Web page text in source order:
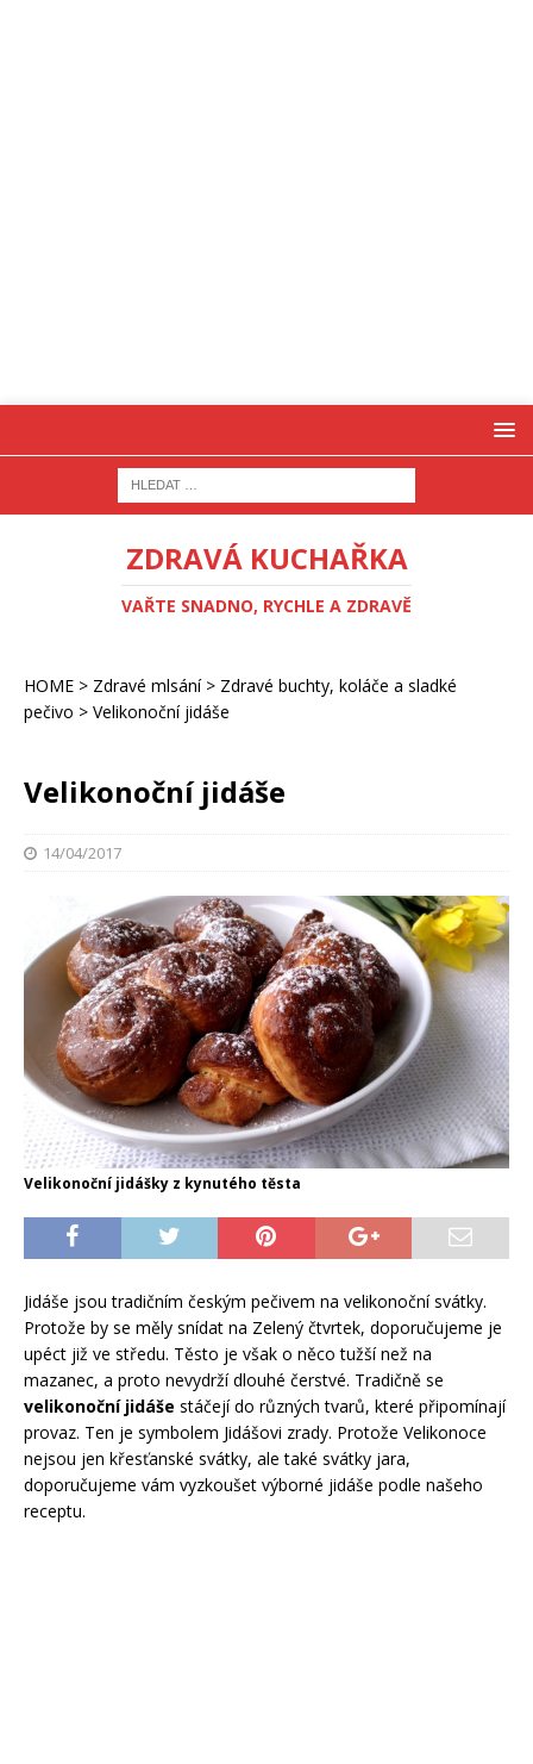
ZDRAVÁ KUCHAŘKA
VAŘTE SNADNO, RYCHLE A ZDRAVĚ
HOME > Zdravé mlsání> Zdravé buchty, koláče a sladké
pečivo > Velikonoční jidáše
Velikonoční jidáše
14/04/2017
Velikonoční jidášky z kynutého těsta
Jidáše jsou tradičním českým pečivem na velikonoční svátky.
Protože by se měly snídat na Zelený čtvrtek, doporučujeme je
upéct již ve středu. Těsto je však o něco tužší než na
mazanec, a proto nevydrží dlouhé čerstvé. Tradičně se
velikonoční jidáše stáčejí do různých tvarů, které připomínají
provaz. Ten je symbolem Jidášovi zrady. Protože Velikonoce
nejsou jen křesťanské svátky, ale také svátky jara,
doporučujeme vám vyzkoušet výborné jidáše podle našeho
receptu.